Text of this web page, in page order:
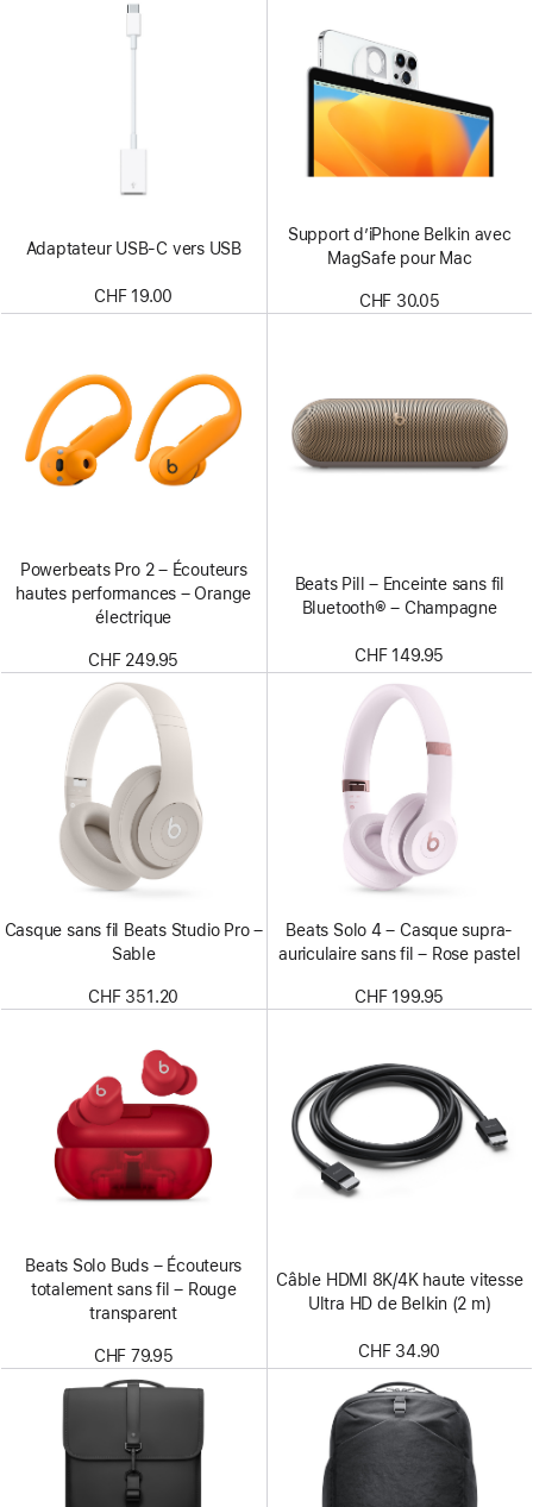
Adaptateur USB-C vers USB
CHF 19.00
Support d’iPhone Belkin avec
MagSafe pour Mac
CHF 30.05
Powerbeats Pro 2 – Écouteurs
hautes performances – Orange
électrique
CHF 249.95
Beats Pill – Enceinte sans fil
Bluetooth® – Champagne
CHF 149.95
Casque sans fil Beats Studio Pro –
Sable
CHF 351.20
Beats Solo 4 – Casque supra-
auriculaire sans fil – Rose pastel
CHF 199.95
Beats Solo Buds – Écouteurs
totalement sans fil – Rouge
transparent
CHF 79.95
Câble HDMI 8K/4K haute vitesse
Ultra HD de Belkin (2 m)
CHF 34.90